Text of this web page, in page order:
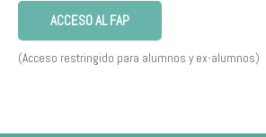
ACCESO AL FAP
(Acceso restringido para alumnos y ex-alumnos)